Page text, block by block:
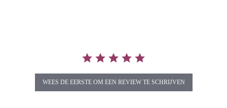
WEES DE EERSTE OM EEN REVIEW TE SCHRIJVEN